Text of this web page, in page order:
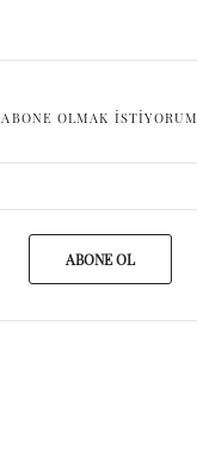
ABONE OLMAK ISTIYORUM
ABONE OL